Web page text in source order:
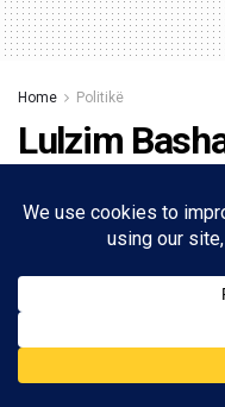
Home Politikë
Lulzim
diasporës
dy
së